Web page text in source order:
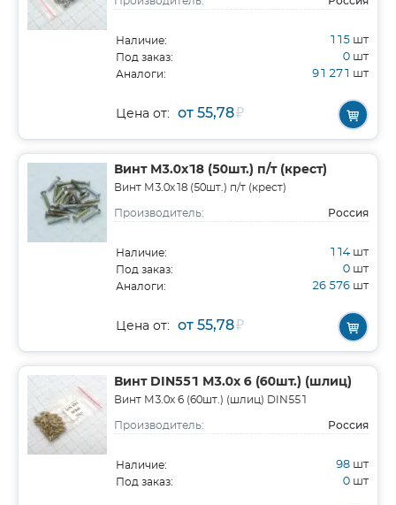
Наличие: 115 шт
Под заказ: 0 шт
Аналоги: 91 271 шт
Цена от: от 55,78₽
Винт М3.0х18 (50шт.) п/т (крест)
Винт М3.0х18 (50шт.) п/т (крест)
Производитель: Россия
Наличие: 114 шт
Под заказ: 0 шт
Аналоги: 26 576 шт
Цена от: от 55,78₽
Винт DIN551 М3.0х 6 (60шт.) (шлиц)
Винт М3.0х 6 (60шт.) (шлиц) DIN551
Производитель: Россия
Наличие: 98 шт
Под заказ: 0 шт